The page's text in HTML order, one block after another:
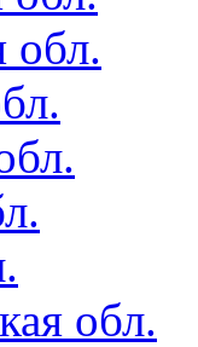
обл.
обл.